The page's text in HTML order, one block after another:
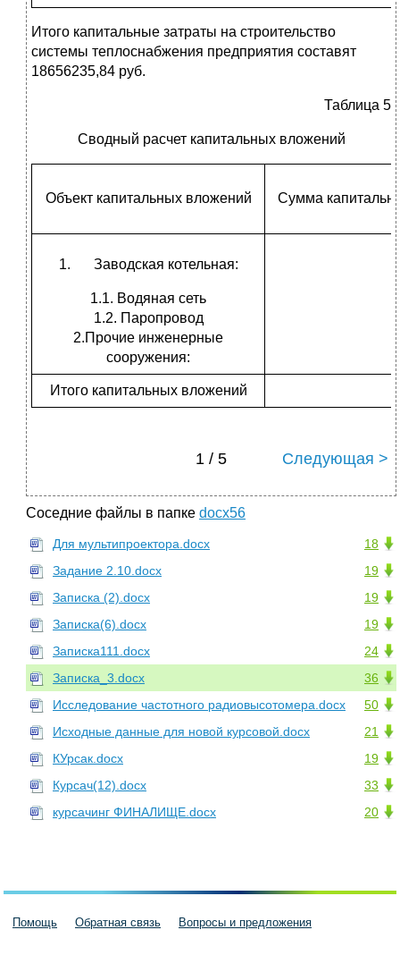
Итого капитальные затраты на строительство
системы теплоснабжения предприятия составят
18656235,84 руб.
Таблица 5
Сводный расчет капитальных вложений
Объект капитальных вложений Сумма
Заводская котельная:
1.1. Водяная сеть
1.2. Паропровод
2.Прочие инженерные
сооружения:
Итого капитальных вложений
1 / 5 Следующая >
Соседние файлы в папке docx56
18
Для мультипроектора.docx
19
Задание 2.10.docx
19
Записка (2).docx
19
Записка(6).docx
24
Записка111.docx
36
Записка_3.docx
50
Исследование частотного радиовысотомера.docx
21
Исходные данные для новой курсовой.docx
19
КУрсак.docx
33
Курсач(12).docx
20
курсачинг ФИНАЛИЩЕ.docx
Помощь Обратная связь Вопросы и предложения